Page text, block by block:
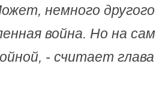
немного
война. Но на
- считает